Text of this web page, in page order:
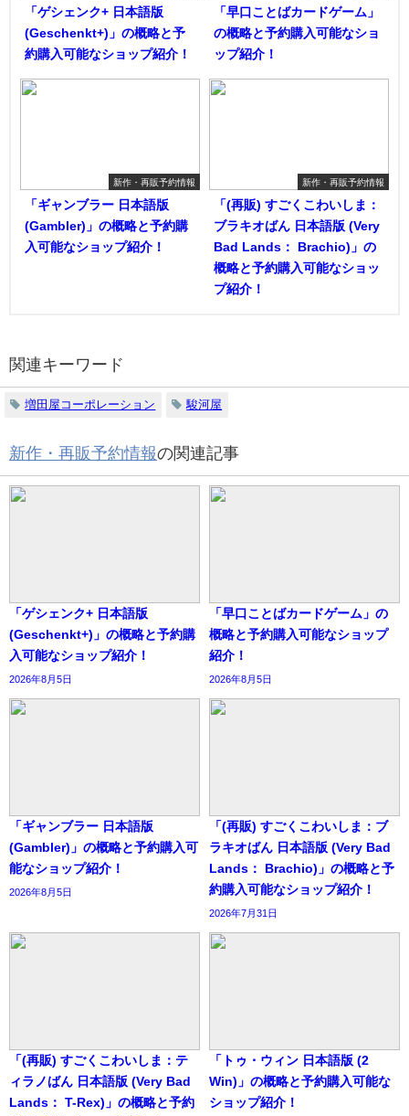
「ゲシェンク+ 日本語版
(Geschenkt+)」の概略と予
約購入可能なショップ紹介！
「早口ことばカードゲーム」
の概略と予約購入可能なショ
ップ紹介！
新作・再販予約情報
「ギャンブラー 日本語版
(Gambler)」の概略と予約購
入可能なショップ紹介！
新作・再販予約情報
「(再販) すごくこわいしま：
ブラキオばん 日本語版 (Very
Bad Lands： Brachio)」の
概略と予約購入可能なショッ
プ紹介！
関連キーワード
増田屋コーポレーション 駿河屋
新作・再販予約情報の関連記事
「ゲシェンク+ 日本語版
(Geschenkt+)」の概略と予約購
入可能なショップ紹介！
2026年8月5日
「早口ことばカードゲーム」の
概略と予約購入可能なショップ
紹介！
2026年8月5日
「ギャンブラー 日本語版
(Gambler)」の概略と予約購入可
能なショップ紹介！
2026年8月5日
「(再販) すごくこわいしま：ブ
ラキオばん 日本語版 (Very Bad
Lands： Brachio)」の概略と予
約購入可能なショップ紹介！
2026年7月31日
「(再販) すごくこわいしま：テ
ィラノばん 日本語版 (Very Bad
Lands： T-Rex)」の概略と予約
「トゥ・ウィン 日本語版 (2
Win)」の概略と予約購入可能な
ショップ紹介！